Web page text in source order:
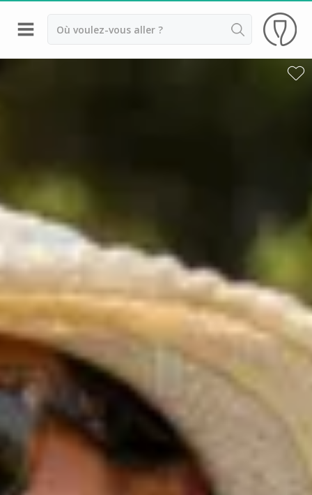
Retour
Domaines viticoles Var
Château Font du Broc
Château Saint Maur
Commanderie de Peyrassol
Domaine de la Bégude
Domaine de la Croix
Domaine de la Font des Pères
Domaines Bunan
Figuière
Ateliers d’assemblage
Cours d'oenologie
Visite cave & dégustation vin Alsace